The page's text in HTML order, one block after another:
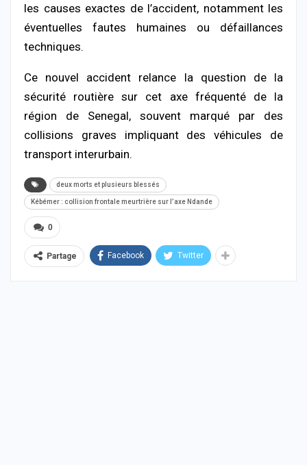
les causes exactes de l’accident, notamment les
éventuelles fautes humaines ou défaillances
techniques.
Ce nouvel accident relance la question de la
sécurité routière sur cet axe fréquenté de la
région de Senegal, souvent marqué par des
collisions graves impliquant des véhicules de
transport interurbain.
deux morts et plusieurs blessés
Kébémer : collision frontale meurtrière sur l’axe Ndande
0
Partage Facebook Twitter